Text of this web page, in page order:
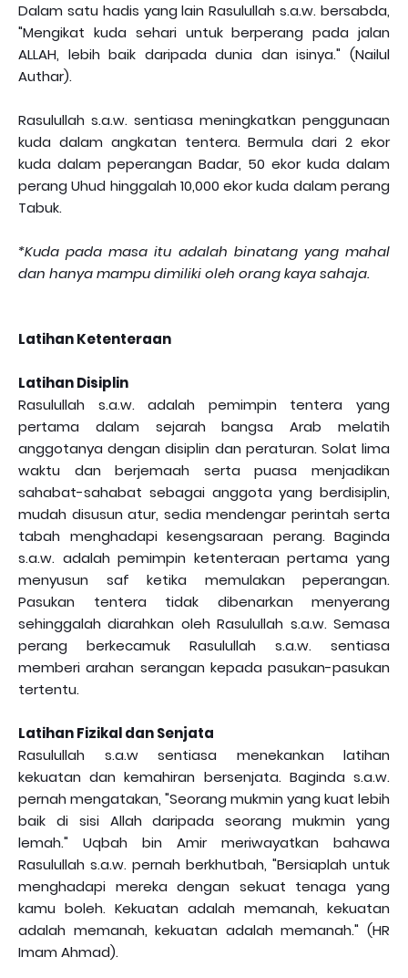
Dalam satu hadis yang lain Rasulullah s.a.w. bersabda,
"Mengikat kuda sehari untuk berperang pada jalan
ALLAH, lebih baik daripada dunia dan isinya." (Nailul
Authar).
Rasulullah s.a.w. sentiasa meningkatkan penggunaan
kuda dalam angkatan tentera. Bermula dari 2 ekor
kuda dalam peperangan Badar, 50 ekor kuda dalam
perang Uhud hinggalah 10,000 ekor kuda dalam perang
Tabuk.
*Kuda pada masa itu adalah binatang yang mahal
dan hanya mampu dimiliki oleh orang kaya sahaja.
Latihan Ketenteraan
Latihan Disiplin
Rasulullah s.a.w. adalah pemimpin tentera yang
pertama dalam sejarah bangsa Arab melatih
anggotanya dengan disiplin dan peraturan. Solat lima
waktu dan berjemaah serta puasa menjadikan
sahabat-sahabat sebagai anggota yang berdisiplin,
mudah disusun atur, sedia mendengar perintah serta
tabah menghadapi kesengsaraan perang. Baginda
s.a.w. adalah pemimpin ketenteraan pertama yang
menyusun saf ketika memulakan peperangan.
Pasukan tentera tidak dibenarkan menyerang
sehinggalah diarahkan oleh Rasulullah s.a.w. Semasa
perang berkecamuk Rasulullah s.a.w. sentiasa
memberi arahan serangan kepada pasukan-pasukan
tertentu.
Latihan Fizikal dan Senjata
Rasulullah s.a.w sentiasa menekankan latihan
kekuatan dan kemahiran bersenjata. Baginda s.a.w.
pernah mengatakan, "Seorang mukmin yang kuat lebih
baik di sisi Allah daripada seorang mukmin yang
lemah." Uqbah bin Amir meriwayatkan bahawa
Rasulullah s.a.w. pernah berkhutbah, "Bersiaplah untuk
menghadapi mereka dengan sekuat tenaga yang
kamu boleh. Kekuatan adalah memanah, kekuatan
adalah memanah, kekuatan adalah memanah." (HR
Imam Ahmad).